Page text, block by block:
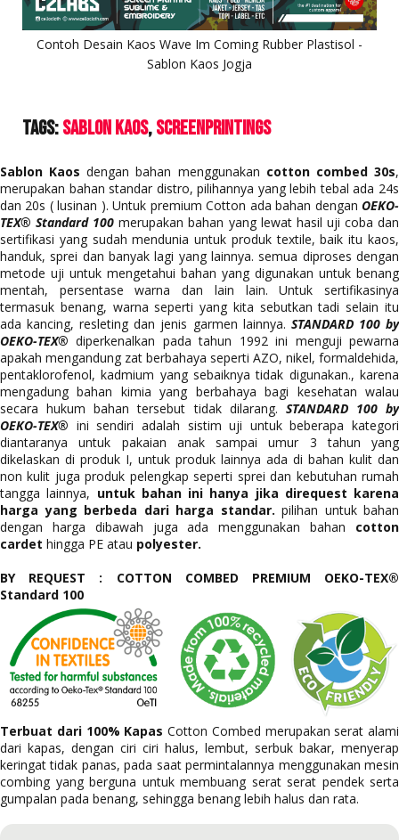
Contoh Desain Kaos Wave Im Coming Rubber Plastisol -
Sablon Kaos Jogja
Tags: Sablon Kaos ScreenPrintings
Sablon Kaos dengan bahan menggunakan cotton combed 30s,
merupakan bahan standar distro, pilihannya yang lebih tebal ada 24s
dan 20s ( lusinan ). Untuk premium Cotton ada bahan dengan OEKO-
TEX® Standard 100 merupakan bahan yang lewat hasil uji coba dan
sertifikasi yang sudah mendunia untuk produk textile, baik itu kaos,
handuk, sprei dan banyak lagi yang lainnya. semua diproses dengan
metode uji untuk mengetahui bahan yang digunakan untuk benang
mentah, persentase warna dan lain lain. Untuk sertifikasinya
termasuk benang, warna seperti yang kita sebutkan tadi selain itu
ada kancing, resleting dan jenis garmen lainnya. STANDARD 100 by
OEKO-TEX® diperkenalkan pada tahun 1992 ini menguji pewarna
apakah mengandung zat berbahaya seperti AZO, nikel, formaldehida,
pentaklorofenol, kadmium yang sebaiknya tidak digunakan., karena
mengadung bahan kimia yang berbahaya bagi kesehatan walau
secara hukum bahan tersebut tidak dilarang. STANDARD 100 by
OEKO-TEX® ini sendiri adalah sistim uji untuk beberapa kategori
diantaranya untuk pakaian anak sampai umur 3 tahun yang
dikelaskan di produk I, untuk produk lainnya ada di bahan kulit dan
non kulit juga produk pelengkap seperti sprei dan kebutuhan rumah
tangga lainnya, untuk bahan ini hanya jika direquest karena
harga yang berbeda dari harga standar. pilihan untuk bahan
dengan harga dibawah juga ada menggunakan bahan cotton
cardet hingga PE atau polyester.
BY REQUEST : COTTON COMBED PREMIUM OEKO-TEX®
Standard 100
Terbuat dari 100% Kapas Cotton Combed merupakan serat alami
dari kapas, dengan ciri ciri halus, lembut, serbuk bakar, menyerap
keringat tidak panas, pada saat permintalannya menggunakan mesin
combing yang berguna untuk membuang serat serat pendek serta
gumpalan pada benang, sehingga benang lebih halus dan rata.